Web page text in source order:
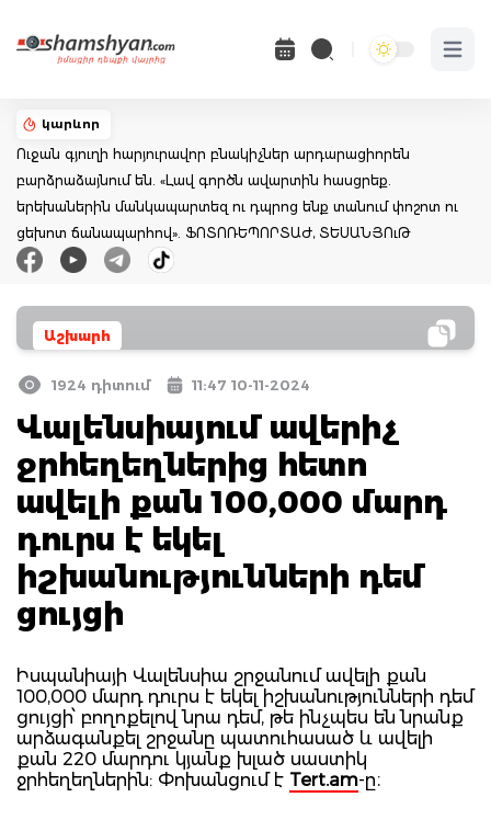
Open
կարևոր
Ուջան գյուղի հարյուրավոր բնակիչներ արդարացիորեն
բարձրաձայնում են. «Լավ գործն ավարտին հասցրեք.
երեխաներին մանկապարտեզ ու դպրոց ենք տանում փոշոտ ու
ցեխոտ ճանապարհով». ՖՈՏՈՌԵՊՈՐՏԱԺ, ՏԵՍԱՆՅՈւԹ
Աշխարհ
1924 դիտում 11:47 10-11-2024
Վալենսիայում ավերիչ
ջրհեղեղներից հետո
ավելի քան 100,000 մարդ
դուրս է եկել
իշխանությունների դեմ
ցույցի
Իսպանիայի Վալենսիա շրջանում ավելի քան
100,000 մարդ դուրս է եկել իշխանությունների դեմ
ցույցի՝ բողոքելով նրա դեմ, թե ինչպես են նրանք
արձագանքել շրջանը պատուհասած և ավելի
քան 220 մարդու կյանք խլած սաստիկ
ջրհեղեղներին: Փոխանցում է Tert.am-ը։